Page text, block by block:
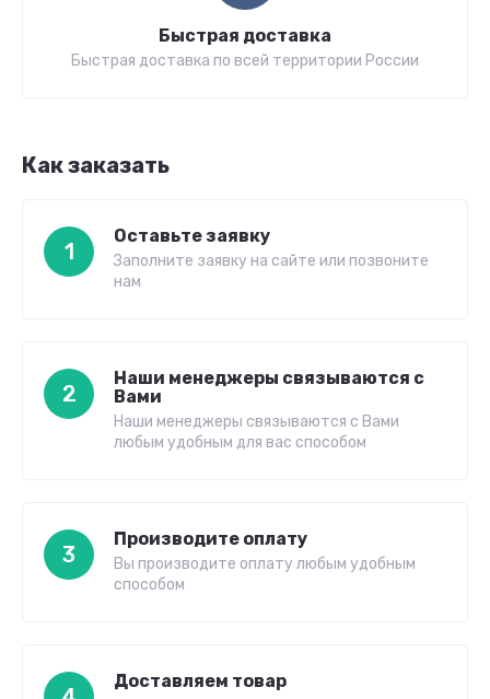
Быстрая доставка
Быстрая доставка по всей территории России
Как заказать
1
Оставьте заявку
Заполните заявку на сайте или позвоните
нам
2
Наши менеджеры связываются с
Вами
Наши менеджеры связываются с Вами
любым удобным для вас способом
3
Производите оплату
Вы производите оплату любым удобным
способом
Доставляем товар